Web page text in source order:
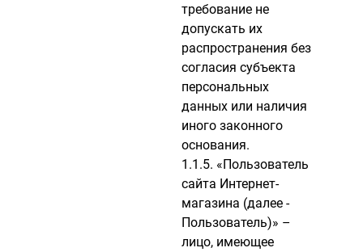
требование не
допускать их
распространения без
согласия субъекта
персональных
данных или наличия
иного законного
основания.
1.1.5. «Пользователь
сайта Интернет-
магазина (далее -
Пользователь)» –
лицо, имеющее